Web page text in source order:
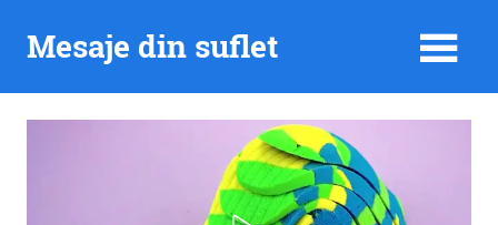
Mesaje din suflet